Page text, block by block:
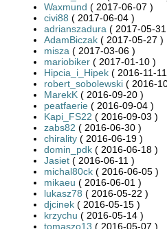
Waxmund ( 2017-06-07 )
civi88 ( 2017-06-04 )
adrianszadura ( 2017-05-
AdamBiczak ( 2017-05-27 )
misza ( 2017-03-06 )
mariobiker ( 2017-01-10 )
Hipcia_i_Hipek ( 2016-11-
robert_sobolewski ( 2016-
MarekK ( 2016-09-20 )
peatfaerie ( 2016-09-04 )
Kapi_FS22 ( 2016-09-03 )
zabs82 ( 2016-06-30 )
chirality ( 2016-06-19 )
domin_pdk ( 2016-06-18 )
Jasiet ( 2016-06-11 )
michal80ck ( 2016-06-05 )
mikaeu ( 2016-06-01 )
lukasz78 ( 2016-05-22 )
djcinek ( 2016-05-15 )
krzychu ( 2016-05-14 )
tomaszo13 ( 2016-05-07 )